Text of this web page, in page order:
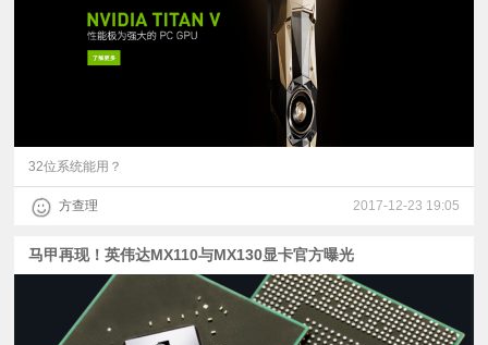
32位系统能用？
方查理 2017-12-23 19:05
马甲再现！英伟达MX110与MX130显卡官方曝光